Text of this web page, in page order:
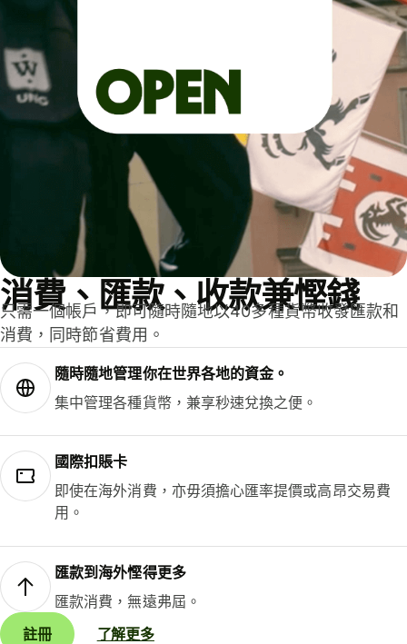
消費、匯款、收款兼慳錢
只需一個帳戶，即可隨時隨地以40多種貨幣收發匯款和
消費，同時節省費用。
隨時隨地管理你在世界各地的資金。
集中管理各種貨幣，兼享秒速兌換之便。
國際扣賬卡
即使在海外消費，亦毋須擔心匯率提價或高昂交易費
用。
匯款到海外慳得更多
匯款消費，無遠弗屆。
註冊
了解更多